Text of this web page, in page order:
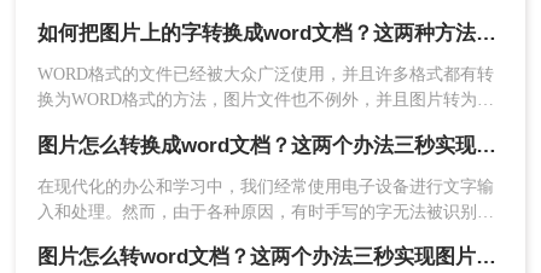
为可编辑的WORD该如何操作呢，下面转转师妹为大家讲解一
下如何将图片转换成word文档。
如何把图片上的字转换成word文档？这两种方法分分钟解决！
WORD格式的文件已经被大众广泛使用，并且许多格式都有转
换为WORD格式的方法，图片文件也不例外，并且图片转为的
为可编辑的WORD该如何操作呢，下面转转师妹为大家讲解一
下如何把图片上的字转换成word文档。
图片怎么转换成word文档？这两个办法三秒实现图片转文字
在现代化的办公和学习中，我们经常使用电子设备进行文字输
入和处理。然而，由于各种原因，有时手写的字无法被识别出
字出现时，我们应该采取哪些方法呢？本文将介绍一些图片怎
图片怎么转word文档？这两个办法三秒实现图片转文字